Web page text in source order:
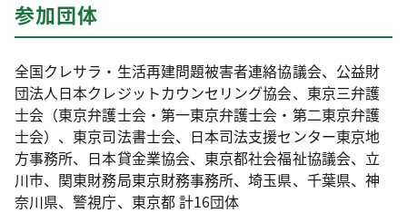
参加団体
全国クレサラ・生活再建問題被害者連絡協議会、公益財
団法人日本クレジットカウンセリング協会、東京三弁護
士会（東京弁護士会・第一東京弁護士会・第二東京弁護
士会）、東京司法書士会、日本司法支援センター東京地
方事務所、日本貸金業協会、東京都社会福祉協議会、立
川市、関東財務局東京財務事務所、埼玉県、千葉県、神
奈川県、警視庁、東京都 計16団体